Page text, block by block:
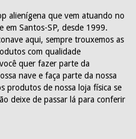
alienígena que vem atuando no
em Santos-SP, desde 1999.
aqui, sempre trouxemos as
com qualidade
quer fazer parte da
nave e faça parte da nossa
produtos de nossa loja física se
deixe de passar lá para conferir